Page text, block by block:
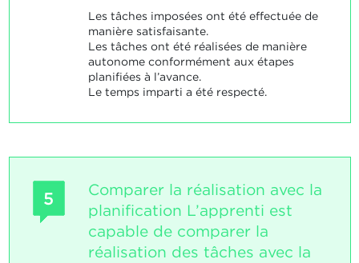
Les tâches imposées ont été effectuée de
manière satisfaisante.
Les tâches ont été réalisées de manière
autonome conformément aux étapes
planifiées à l’avance.
Le temps imparti a été respecté.
5
Comparer la réalisation avec la
planification L’apprenti est
capable de comparer la
réalisation des tâches avec la